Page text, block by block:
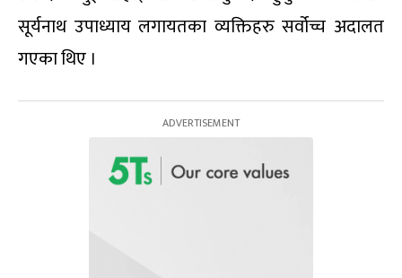
सूर्यनाथ उपाध्याय लगायतका व्यक्तिहरु सर्वोच्च अदालत
गएका थिए ।